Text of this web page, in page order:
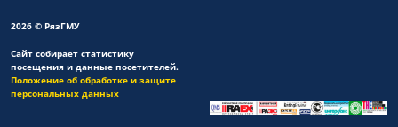
2026 © РязГМУ
Сайт собирает статистику
посещения и данные посетителей.
Положение об обработке и защите
персональных данных